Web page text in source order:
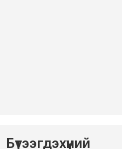
Бүтээгдэхүүний